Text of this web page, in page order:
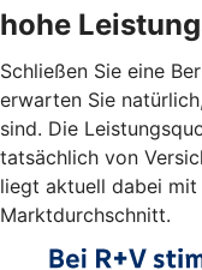
hohe
Schließen Sie eine
erwarten Sie
sind. Die
tatsächlich von
liegt aktuell dabei
Marktdurchschnitt.